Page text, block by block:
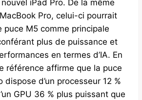
iPad Pro. De la même
Pro, celui-ci pourrait
puce M5 comme principale
plus de puissance et
en termes d’IA. En
référence affirme que la puce
dispose d’un processeur 12 %
GPU 36 % plus puissant que